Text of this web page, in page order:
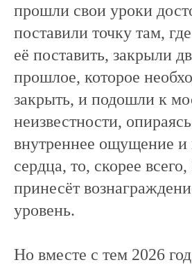
прошли свои уроки
поставили точку там,
её поставить, закрыли
прошлое, которое
закрыть, и подошли к
неизвестности,
внутреннее ощущение
сердца, то, скорее
принесёт
уровень.
Но вместе с тем 2026